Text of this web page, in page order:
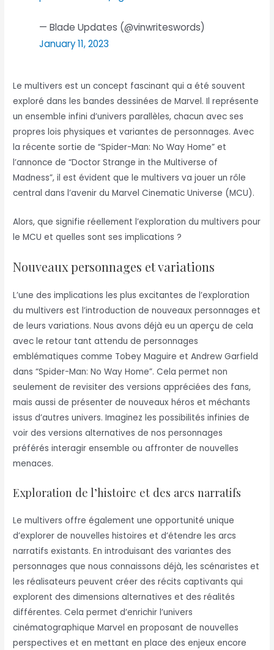
— Blade Updates (@vinwriteswords)
January 11, 2023
Le multivers est un concept fascinant qui a été souvent
exploré dans les bandes dessinées de Marvel. Il représente
un ensemble infini d’univers parallèles, chacun avec ses
propres lois physiques et variantes de personnages. Avec
la récente sortie de “Spider-Man: No Way Home” et
l’annonce de “Doctor Strange in the Multiverse of
Madness”, il est évident que le multivers va jouer un rôle
central dans l’avenir du Marvel Cinematic Universe (MCU).
Alors, que signifie réellement l’exploration du multivers pour
le MCU et quelles sont ses implications ?
Nouveaux personnages et variations
L’une des implications les plus excitantes de l’exploration
du multivers est l’introduction de nouveaux personnages et
de leurs variations. Nous avons déjà eu un aperçu de cela
avec le retour tant attendu de personnages
emblématiques comme Tobey Maguire et Andrew Garfield
dans “Spider-Man: No Way Home”. Cela permet non
seulement de revisiter des versions appréciées des fans,
mais aussi de présenter de nouveaux héros et méchants
issus d’autres univers. Imaginez les possibilités infinies de
voir des versions alternatives de nos personnages
préférés interagir ensemble ou affronter de nouvelles
menaces.
Exploration de l’histoire et des arcs narratifs
Le multivers offre également une opportunité unique
d’explorer de nouvelles histoires et d’étendre les arcs
narratifs existants. En introduisant des variantes des
personnages que nous connaissons déjà, les scénaristes et
les réalisateurs peuvent créer des récits captivants qui
explorent des dimensions alternatives et des réalités
différentes. Cela permet d’enrichir l’univers
cinématographique Marvel en proposant de nouvelles
perspectives et en mettant en place des enjeux encore